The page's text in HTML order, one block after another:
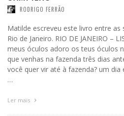
RODRIGO FERRÃO
Matilde escreveu este livro entre as
Rio de Janeiro. RIO DE JANEIRO –
meus óculos adoro os teus óculos
que venhas na fazenda três dias
você quer vir até à fazenda? um
…
Ler mais